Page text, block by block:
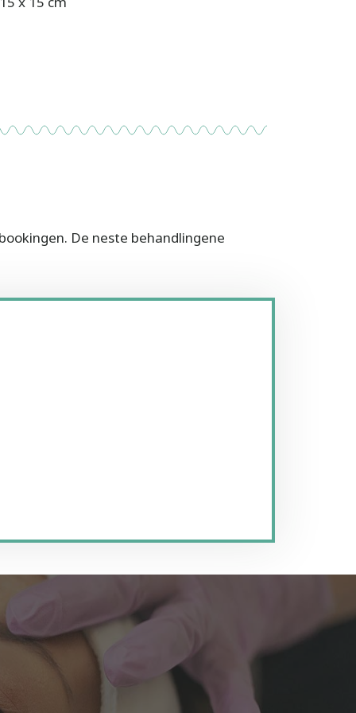
De neste behandlingene